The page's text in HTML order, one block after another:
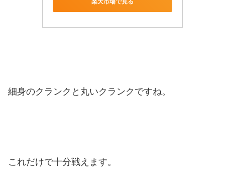
楽天市場で見る
細身のクランクと丸いクランクですね。
これだけで十分戦えます。